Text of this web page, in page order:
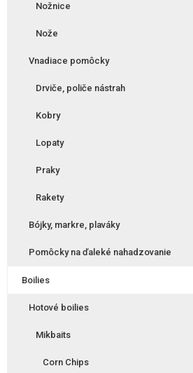
Nožnice
Nože
Vnadiace pomôcky
Drviče, poliče nástrah
Kobry
Lopaty
Praky
Rakety
Bójky, markre, plaváky
Pomôcky na ďaleké nahadzovanie
Boilies
Hotové boilies
Mikbaits
Corn Chips